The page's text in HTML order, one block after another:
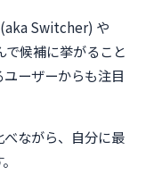
Switcher) や
候補に挙がること
ーザーからも注目
ながら、自分に最